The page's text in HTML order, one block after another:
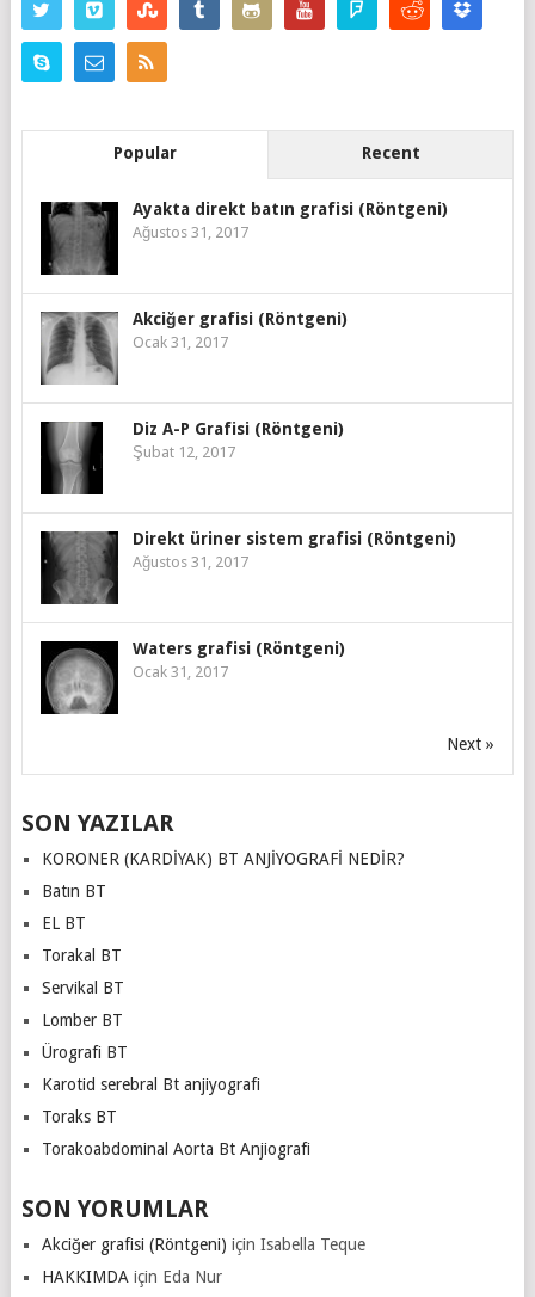
Popular Recent
Ayakta direkt batın grafisi (Röntgeni)
Ağustos 31, 2017
Akciğer grafisi (Röntgeni)
Ocak 31, 2017
Diz A-P Grafisi (Röntgeni)
Şubat 12, 2017
Direkt üriner sistem grafisi (Röntgeni)
Ağustos 31, 2017
Waters grafisi (Röntgeni)
Ocak 31, 2017
Next »
SON YAZILAR
KORONER (KARDİYAK) BT ANJİYOGRAFİ NEDİR?
Batın BT
EL BT
Torakal BT
Servikal BT
Lomber BT
Ürografi BT
Karotid serebral Bt anjiyografi
Toraks BT
Torakoabdominal Aorta Bt Anjiografi
SON YORUMLAR
Akciğer grafisi (Röntgeni) için Isabella Teque
HAKKIMDA için Eda Nur